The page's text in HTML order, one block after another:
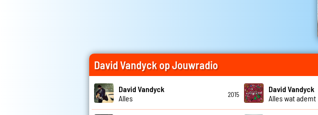
David Vandyck op Jouwradio
David Vandyck
Alles
2015
David Vandyck
Alles wat ademt